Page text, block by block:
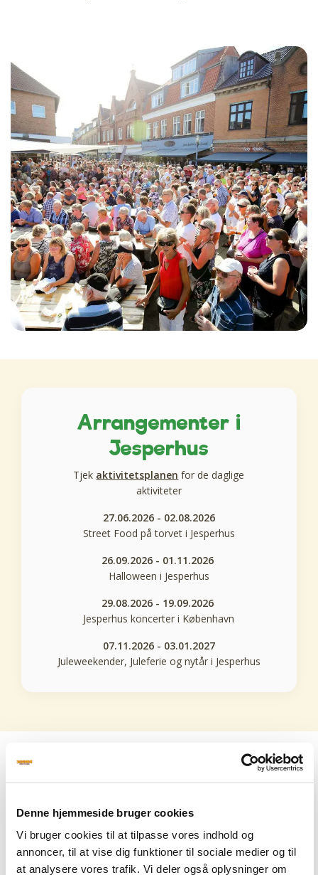
Denne hjemmeside bruger cookies
Vi bruger cookies til at tilpasse vores indhold og
annoncer, til at vise dig funktioner til sociale medier og til
at analysere vores trafik. Vi deler også oplysninger om
Arrangementer i
Jesperhus
Tjek aktivitetsplanen for de daglige
aktiviteter
27.06.2026 - 02.08.2026
Street Food på torvet i Jesperhus
26.09.2026 - 01.11.2026
Halloween i Jesperhus
29.08.2026 - 19.09.2026
Jesperhus koncerter i København
07.11.2026 - 03.01.2027
Juleweekender, Juleferie og nytår i Jesperhus
Underholdning på
feriecenteret og i
blomsterparken
Et overflødighedshorn af skøn